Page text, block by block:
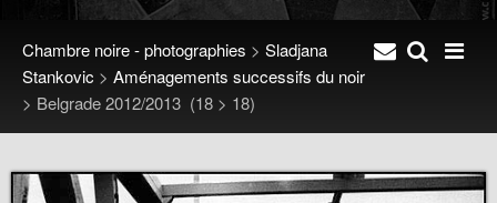
Chambre noire - photographies > Sladjana
Stankovic > Aménagements successifs du noir
> Belgrade 2012/2013 (18 > 18)